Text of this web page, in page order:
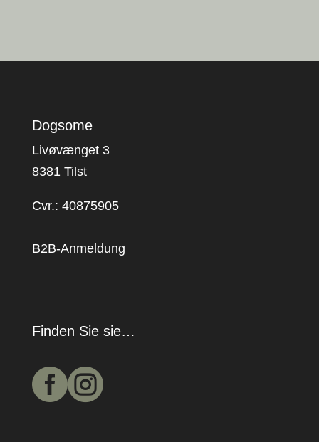
Dogsome
Livøvænget 3
8381 Tilst
Cvr.: 40875905
B2B-Anmeldung
Finden Sie sie…
